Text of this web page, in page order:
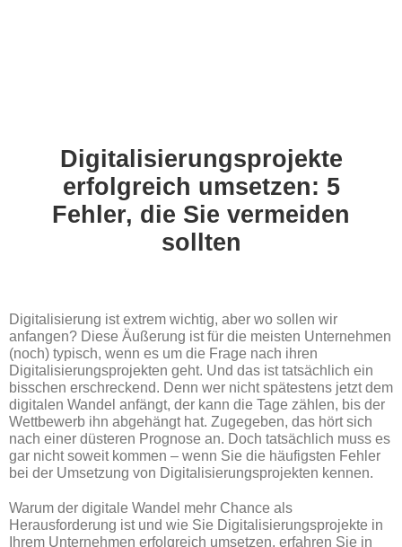
Digitalisierungsprojekte
erfolgreich umsetzen: 5
Fehler, die Sie vermeiden
sollten
Digitalisierung ist extrem wichtig, aber wo sollen wir
anfangen? Diese Äußerung ist für die meisten Unternehmen
(noch) typisch, wenn es um die Frage nach ihren
Digitalisierungsprojekten geht. Und das ist tatsächlich ein
bisschen erschreckend. Denn wer nicht spätestens jetzt dem
digitalen Wandel anfängt, der kann die Tage zählen, bis der
Wettbewerb ihn abgehängt hat. Zugegeben, das hört sich
nach einer düsteren Prognose an. Doch tatsächlich muss es
gar nicht soweit kommen – wenn Sie die häufigsten Fehler
bei der Umsetzung von Digitalisierungsprojekten kennen.
Warum der digitale Wandel mehr Chance als
Herausforderung ist und wie Sie Digitalisierungsprojekte in
Ihrem Unternehmen erfolgreich umsetzen, erfahren Sie in